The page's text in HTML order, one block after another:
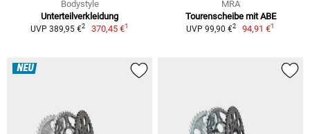
Bodystyle
Unterteilverkleidung
UVP 389,95 €2 370,45 €1
MRA
Tourenscheibe mit ABE
UVP 99,90 €2 94,91 €1
NEU